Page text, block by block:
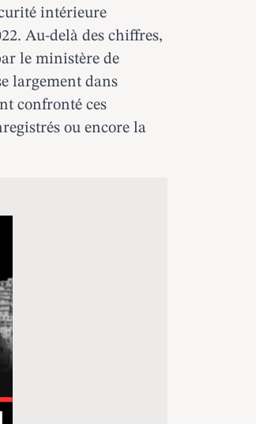
intérieure
Au-delà des chiffres,
le ministère de
largement dans
confronté ces
ou encore la